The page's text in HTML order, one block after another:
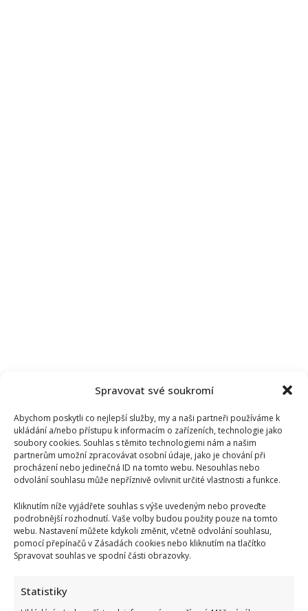
Spravovat své soukromí
Abychom poskytli co nejlepší služby, my a naši partneři používáme k
ukládání a/nebo přístupu k informacím o zařízeních, technologie jako
soubory cookies. Souhlas s těmito technologiemi nám a našim
partnerům umožní zpracovávat osobní údaje, jako je chování při
procházení nebo jedinečná ID na tomto webu. Nesouhlas nebo
odvolání souhlasu může nepříznivě ovlivnit určité vlastnosti a funkce.
Kliknutím níže vyjádřete souhlas s výše uvedeným nebo proveďte
podrobnější rozhodnutí. Vaše volby budou použity pouze na tomto
webu. Nastavení můžete kdykoli změnit, včetně odvolání souhlasu,
pomocí přepínačů v Zásadách cookies nebo kliknutím na tlačítko
Spravovat souhlas ve spodní části obrazovky.
Statistiky